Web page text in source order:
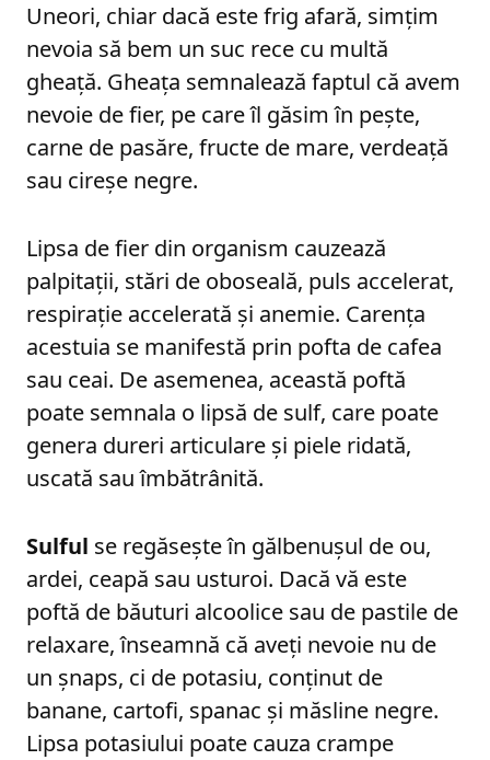
Uneori, chiar dacă este frig afară, simțim
nevoia să bem un suc rece cu multă
gheață. Gheața semnalează faptul că avem
nevoie de fier, pe care îl găsim în pește,
carne de pasăre, fructe de mare, verdeață
sau cireșe negre.
Lipsa de fier din organism cauzează
palpitații, stări de oboseală, puls accelerat,
respirație accelerată și anemie. Carența
acestuia se manifestă prin pofta de cafea
sau ceai. De asemenea, această poftă
poate semnala o lipsă de sulf, care poate
genera dureri articulare și piele ridată,
uscată sau îmbătrânită.
Sulful se regăsește în gălbenușul de ou,
ardei, ceapă sau usturoi. Dacă vă este
poftă de băuturi alcoolice sau de pastile de
relaxare, înseamnă că aveți nevoie nu de
un șnaps, ci de potasiu, conținut de
banane, cartofi, spanac și măsline negre.
Lipsa potasiului poate cauza crampe